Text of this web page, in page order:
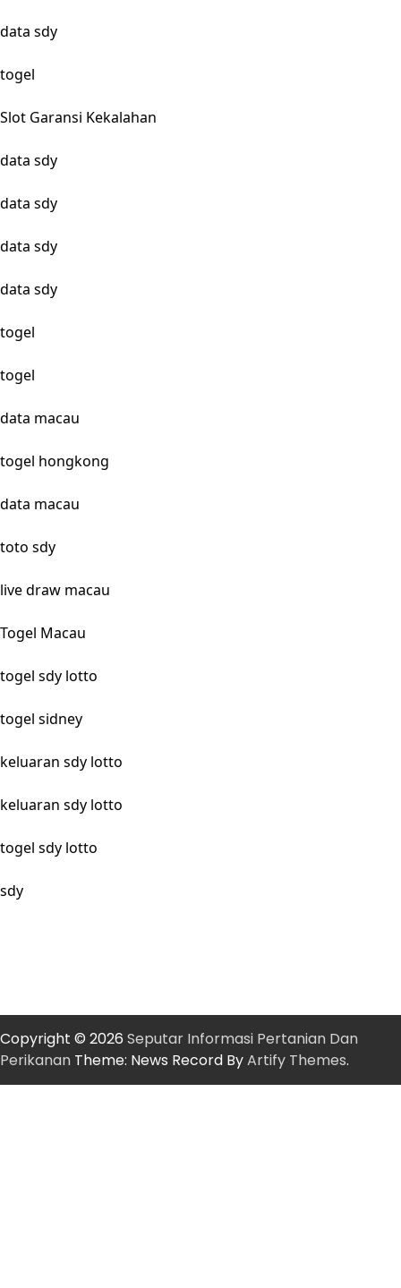
data sdy
togel
Slot Garansi Kekalahan
data sdy
data sdy
data sdy
data sdy
togel
togel
data macau
togel hongkong
data macau
toto sdy
live draw macau
Togel Macau
togel sdy lotto
togel sidney
keluaran sdy lotto
keluaran sdy lotto
togel sdy lotto
sdy
Copyright © 2026 Seputar Informasi Pertanian Dan
Perikanan Theme: News Record ByArtify Themes.